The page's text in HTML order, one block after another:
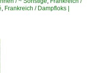
– Morteau – Col des
– Les Verrières (–Neuchâtel)
Ronde – Les Hôpitaux-
– St-Claude ⨯ Oyonnax –
, Frankreich / Dampfloks |